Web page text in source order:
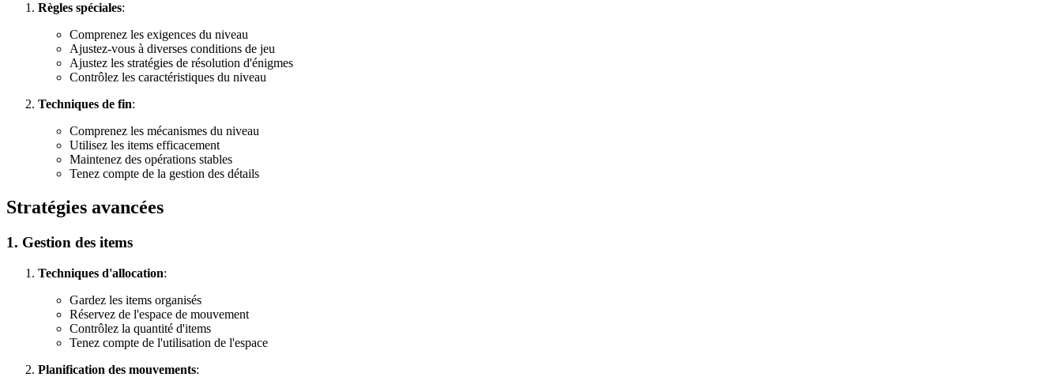
Règles spéciales:
Comprenez les exigences du niveau
Ajustez-vous à diverses conditions de jeu
Ajustez les stratégies de résolution d'énigmes
Contrôlez les caractéristiques du niveau
Techniques de fin:
Comprenez les mécanismes du niveau
Utilisez les items efficacement
Maintenez des opérations stables
Tenez compte de la gestion des détails
Stratégies avancées
1. Gestion des items
Techniques d'allocation:
Gardez les items organisés
Réservez de l'espace de mouvement
Contrôlez la quantité d'items
Tenez compte de l'utilisation de l'espace
Planification des mouvements: